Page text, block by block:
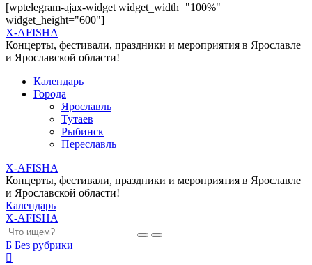
[wptelegram-ajax-widget widget_width="100%"
widget_height="600"]
X-AFISHA
Концерты, фестивали, праздники и мероприятия в Ярославле
и Ярославской области!
Календарь
Города
Ярославль
Тутаев
Рыбинск
Переславль
X-AFISHA
Концерты, фестивали, праздники и мероприятия в Ярославле
и Ярославской области!
Календарь
X-AFISHA
Б Без рубрики